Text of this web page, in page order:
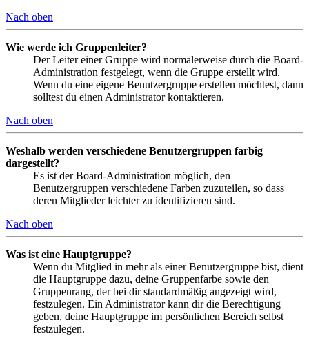
Nach oben
Wie werde ich Gruppenleiter?
Der Leiter einer Gruppe wird normalerweise durch die Board-
Administration festgelegt, wenn die Gruppe erstellt wird.
Wenn du eine eigene Benutzergruppe erstellen möchtest, dann
solltest du einen Administrator kontaktieren.
Nach oben
Weshalb werden verschiedene Benutzergruppen farbig
dargestellt?
Es ist der Board-Administration möglich, den
Benutzergruppen verschiedene Farben zuzuteilen, so dass
deren Mitglieder leichter zu identifizieren sind.
Nach oben
Was ist eine Hauptgruppe?
Wenn du Mitglied in mehr als einer Benutzergruppe bist, dient
die Hauptgruppe dazu, deine Gruppenfarbe sowie den
Gruppenrang, der bei dir standardmäßig angezeigt wird,
festzulegen. Ein Administrator kann dir die Berechtigung
geben, deine Hauptgruppe im persönlichen Bereich selbst
festzulegen.